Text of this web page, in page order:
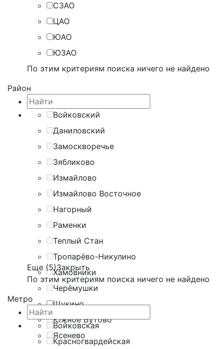
СЗАО
ЦАО
ЮАО
ЮЗАО
По этим критериям поиска ничего не найдено
Район
Войковский
Даниловский
Замоскворечье
Зябликово
Измайлово
Измайлово Восточное
Нагорный
Раменки
Теплый Стан
Тропарёво-Никулино
Хамовники
Черёмушки
Щукино
Южное Бутово
Ясенево
Еще (5)Закрыть
По этим критериям поиска ничего не найдено
Метро
Войковская
Красногвардейская